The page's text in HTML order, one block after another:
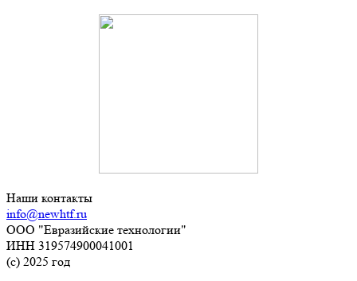
Наши контакты
info@newhtf.ru
ООО "Евразийские технологии"
ИНН 319574900041001
(с) 2025 год